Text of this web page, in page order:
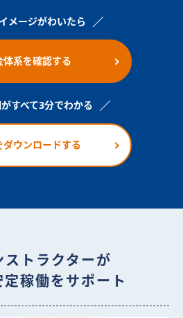
メージがわいたら
体系を確認する
すべて3分でわかる
ダウンロードする
ストラクターが
稼働をサポート